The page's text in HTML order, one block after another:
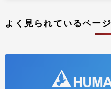
よく見られているページ